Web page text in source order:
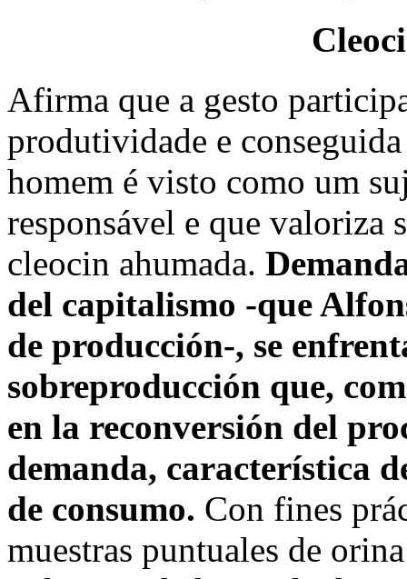
Afirma que a gesto
produtividade e
homem é visto como um
responsável e que valoriza
cleocin ahumada.
del capitalismo -que
de producción-, se
sobreproducción que,
en la reconversión del
demanda, característica
de consumo. Con fines
muestras puntuales de